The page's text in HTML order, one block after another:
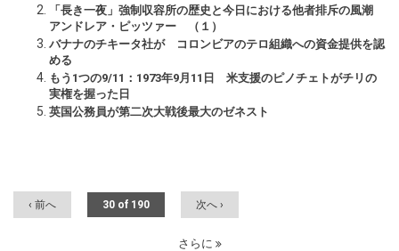
「長き一夜」強制収容所の歴史と今日における他者排斥の風潮
アンドレア・ピッツァー （１）
バナナのチキータ社が コロンビアのテロ組織への資金提供を認
める
もう1つの9/11：1973年9月11日 米支援のピノチェトがチリの
実権を握った日
英国公務員が第二次大戦後最大のゼネスト
‹ 前へ 30 of 190 次へ ›
さらに